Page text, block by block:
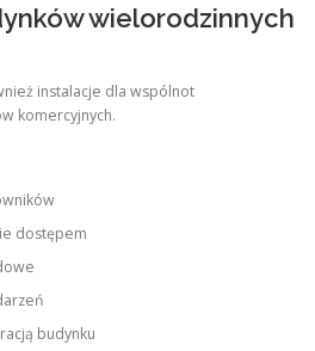
wielorodzinnych
instalacje dla wspólnot
komercyjnych.
dostępem
budynku